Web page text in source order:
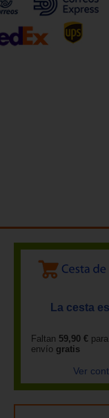
La cesta
Faltan 59,90 €
envío gratis
Ver